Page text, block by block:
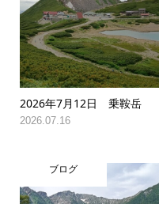
2026年7月12日 乗鞍岳
2026.07.16
ブログ